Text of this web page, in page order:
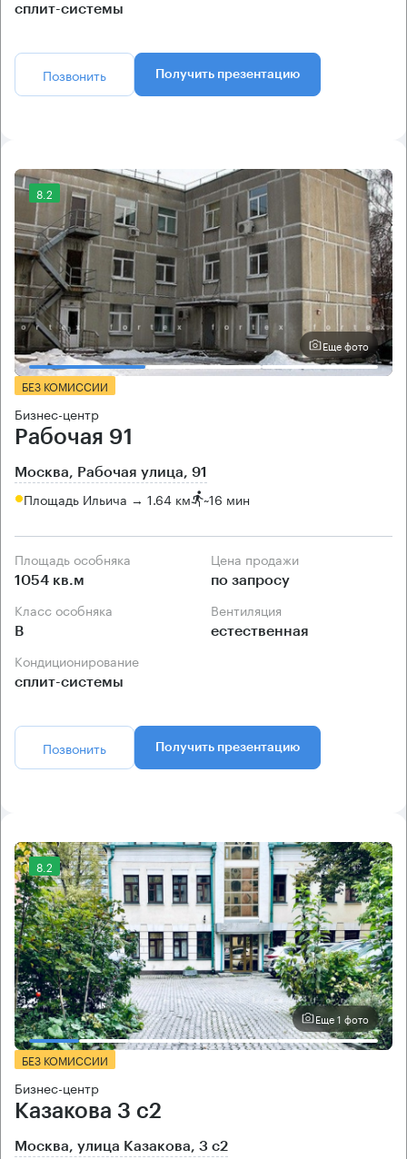
сплит-системы
Позвонить Получить презентацию
8.2
Еще фото
БЕЗ КОМИССИИ
Бизнес-центр
Рабочая 91
Москва, Рабочая улица, 91
Площадь Ильича → 1.64 км ~16 мин
Площадь особняка
1054 кв.м
Цена продажи
по запросу
Класс особняка
B
Вентиляция
естественная
Кондиционирование
сплит-системы
Позвонить Получить презентацию
8.2
Еще 1 фото
БЕЗ КОМИССИИ
Бизнес-центр
Казакова 3 с2
Москва, улица Казакова, 3 с2